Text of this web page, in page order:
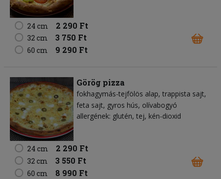
24 cm 2 290 Ft
32 cm 3 750 Ft
60 cm 9 290 Ft
Görög pizza
fokhagymás-tejfölös alap trappista sajt
feta sajt gyros hús olívabogyó
allergének: glutén, tej, kén-dioxid
24 cm 2 290 Ft
32 cm 3 550 Ft
60 cm 8 990 Ft